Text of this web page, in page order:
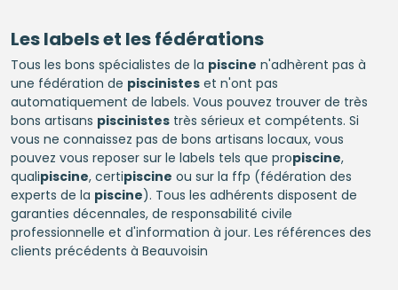
Les labels et les fédérations
Tous les bons spécialistes de la piscine n'adhèrent pas à
une fédération de piscinisteset n'ont pas
automatiquement de labels. Vous pouvez trouver de très
bons artisans piscinistestrès sérieux et compétents. Si
vous ne connaissez pas de bons artisans locaux, vous
pouvez vous reposer sur le labels tels que propiscine,
qualipiscine, certipiscine ou sur la ffp (fédération des
experts de la piscine). Tous les adhérents disposent de
garanties décennales, de responsabilité civile
professionnelle et d'information à jour. Les références des
clients précédents à Beauvoisin